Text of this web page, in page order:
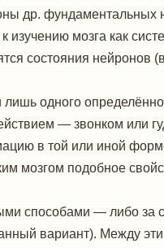
др.
изучению мозга как
состояния нейронов
одного
— звонком или
в той или иной
мозгом подобное
способами — либо за
вариант). Между